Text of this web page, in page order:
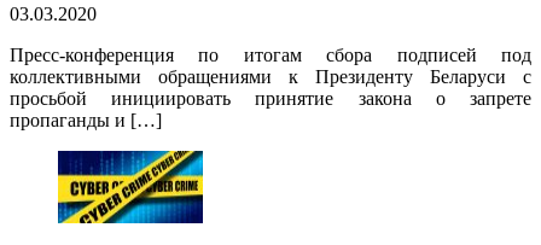
03.03.2020
Пресс-конференция по итогам сбора подписей под
коллективными обращениями к Президенту Беларуси с
просьбой инициировать принятие закона о запрете
пропаганды и […]